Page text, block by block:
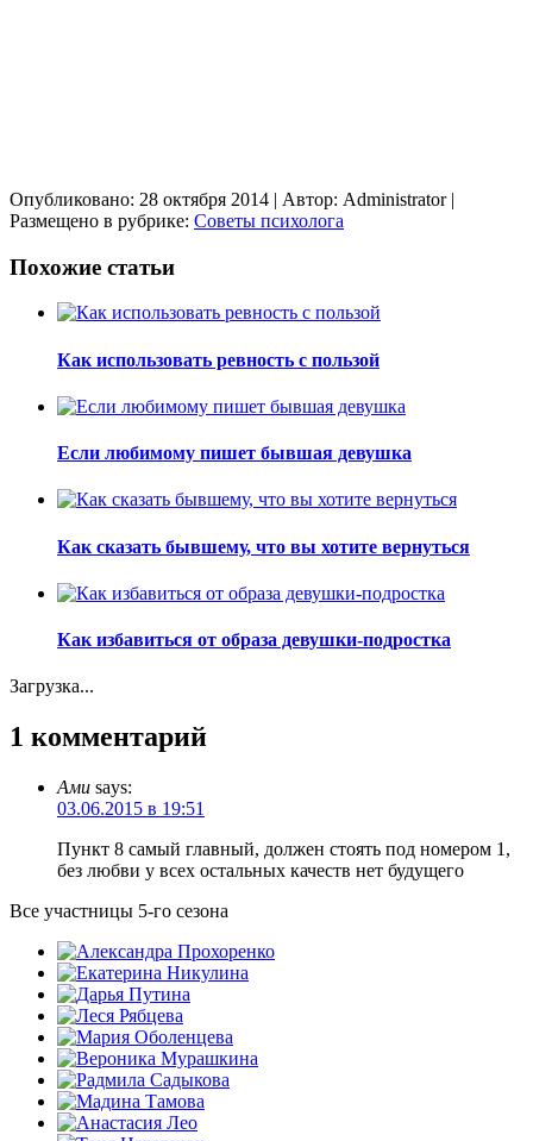
Опубликовано: 28 октября 2014 | Автор: Administrator |
Размещено в рубрике: Советы психолога
Похожие статьи
Как использовать ревность с пользой
Если любимому пишет бывшая девушка
Как сказать бывшему, что вы хотите вернуться
Как избавиться от образа девушки-подростка
Загрузка...
1 комментарий
Ами says:
03.06.2015 в 19:51
Пункт 8 самый главный, должен стоять под номером 1,
без любви у всех остальных качеств нет будущего
Все участницы 5-го сезона